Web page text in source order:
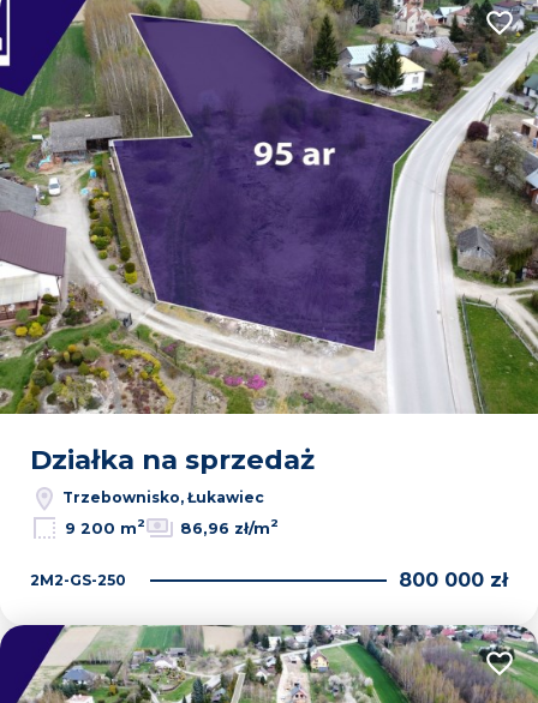
Działka na sprzedaż
Trzebownisko, Łukawiec
9 200 m2 86,96 zł/m2
2M2-GS-250 800 000 zł